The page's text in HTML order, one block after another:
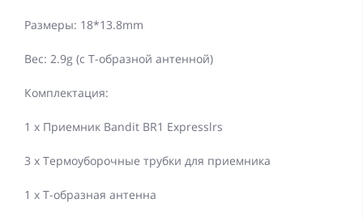
Размеры: 18*13.8mm
Вес: 2.9g (с Т-образной антенной)
Комплектация:
1 x Приемник Bandit BR1 Expresslrs
3 x Термоуборочные трубки для приемника
1 x Т-образная антенна